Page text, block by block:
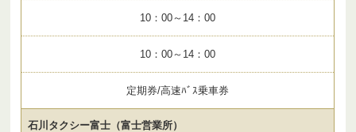
10：00～14：00
10：00～14：00
定期券/高速ﾊﾞｽ乗車券
石川タクシー富士（富士営業所）